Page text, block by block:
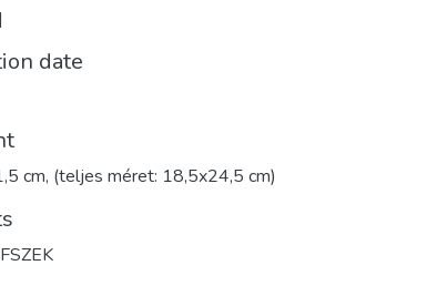
date
cm, (teljes méret: 18,5x24,5 cm)